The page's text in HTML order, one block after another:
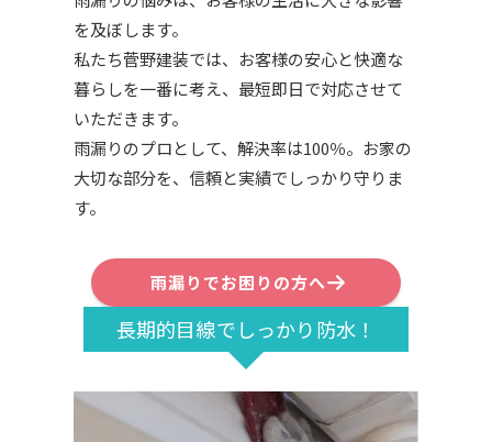
を及ぼします。
私たち菅野建装では、お客様の安心と快適な
暮らしを一番に考え、最短即日で対応させて
いただきます。
雨漏りのプロとして、解決率は100％。お家の
大切な部分を、信頼と実績でしっかり守りま
す。
雨漏りでお困りの方へ
長期的目線でしっかり防水！